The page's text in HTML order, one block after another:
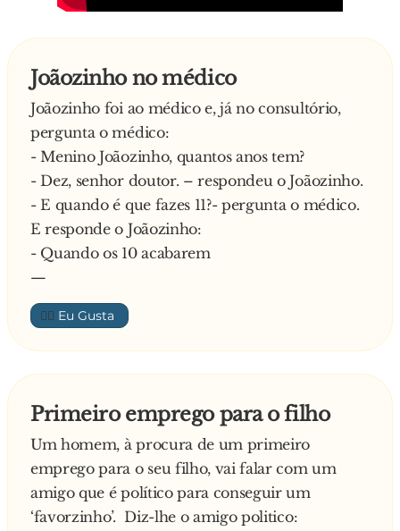
Joãozinho no médico
Joãozinho foi ao médico e, já no consultório,
pergunta o médico:
- Menino Joãozinho, quantos anos tem?
- Dez, senhor doutor. – respondeu o Joãozinho.
- E quando é que fazes 11?- pergunta o médico.
E responde o Joãozinho:
- Quando os 10 acabarem
—
👍🏼
Primeiro emprego para o filho
Um homem, à procura de um primeiro
emprego para o seu filho, vai falar com um
amigo que é político para conseguir um
‘favorzinho’. Diz-lhe o amigo politico: